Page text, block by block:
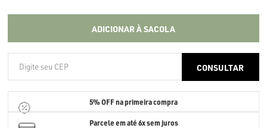
ADICIONAR À SACOLA
5% OFFna primeira compra
Parcele em até6x sem juros